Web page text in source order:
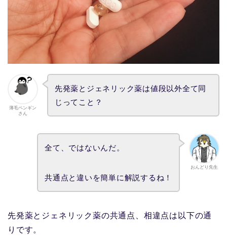
薄毛ペンギン
さん
先発薬とジェネリック薬は値段以外全て同
じってこと？
おんどり先生
全て、ではないんだ。
共通点と違いを簡単に解説するね！
先発薬とジェネリック薬の共通点、相違点は以下の通
りです。